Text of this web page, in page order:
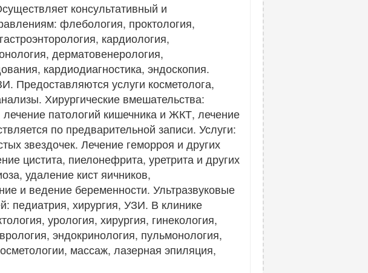
консультативный и
флебология, проктология,
кардиология,
дерматовенерология,
кардиодиагностика, эндоскопия.
Предоставляются услуги косметолога,
Хирургические вмешательства:
патологий кишечника и ЖКТ, лечение
по предварительной записи. Услуги:
звездочек. Лечение геморроя и других
цистита, пиелонефрита, уретрита и других
удаление кист яичников,
и ведение беременности. Ультразвуковые
педиатрия, хирургия, УЗИ. В клинике
урология, хирургия, гинекология,
эндокринология, пульмонология,
массаж, лазерная эпиляция,